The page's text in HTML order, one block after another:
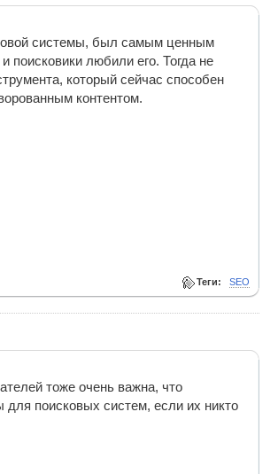
системы, был самым ценным
поисковики любили его. Тогда не
который сейчас способен
контентом.
Теги: SEO
тоже очень важна, что
для поисковых систем, если их никто